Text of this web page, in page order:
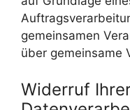
gemeinsamen
über gemeinsame
Widerruf